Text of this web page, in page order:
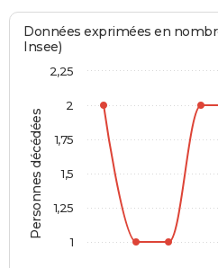
Personnes décédées
Données exprimées en
Insee)
1
1,25
1,5
1,75
2
2,25